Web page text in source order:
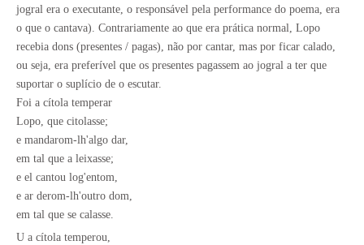
jogral era o executante, o responsável pela performance do poema, era
o que o cantava). Contrariamente ao que era prática normal, Lopo
recebia dons (presentes / pagas), não por cantar, mas por ficar calado,
ou seja, era preferível que os presentes pagassem ao jogral a ter que
suportar o suplício de o escutar.
Foi a cítola temperar
Lopo, que citolasse;
e mandarom-lh'algo dar,
em tal que a leixasse;
e el cantou log'entom,
e ar derom-lh'outro dom,
em tal que se calasse.
U a cítola temperou,